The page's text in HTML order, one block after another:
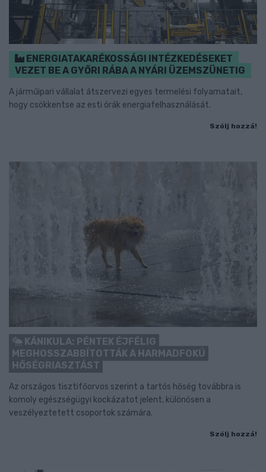
ENERGIATAKARÉKOSSÁGI INTÉZKEDÉSEKET
VEZET BE A GYŐRI RÁBA A NYÁRI ÜZEMSZÜNETIG
A járműipari vállalat átszervezi egyes termelési folyamatait,
hogy csökkentse az esti órák energiafelhasználását.
Szólj hozzá!
KÁNIKULA: PÉNTEK ÉJFÉLIG
MEGHOSSZABBÍTOTTÁK A HARMADFOKÚ
HŐSÉGRIASZTÁST
Az országos tisztifőorvos szerint a tartós hőség továbbra is
komoly egészségügyi kockázatot jelent, különösen a
veszélyeztetett csoportok számára.
Szólj hozzá!